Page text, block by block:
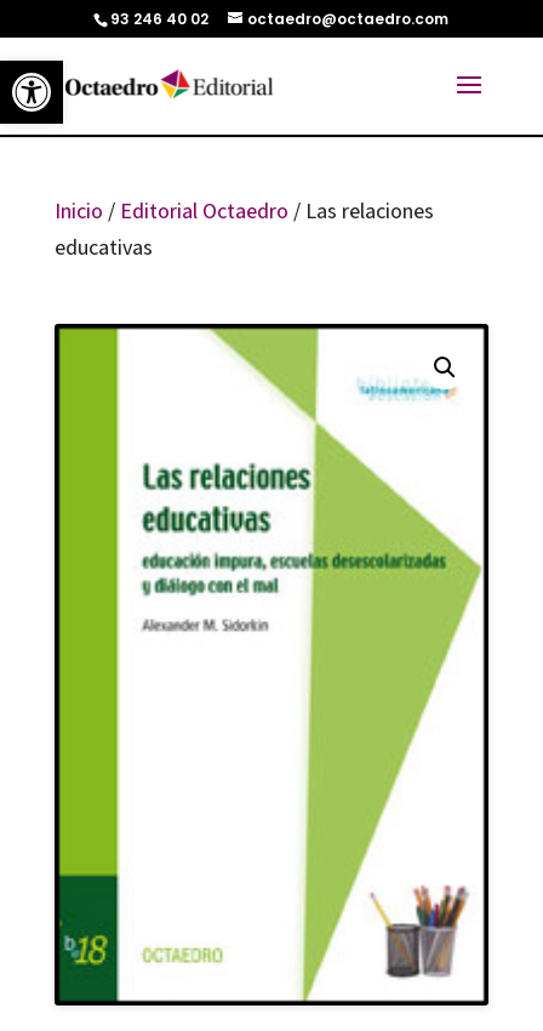
Abrir barra de herramientas
93 246 40 02 octaedro@octaedro.com
Inicio / Editorial Octaedro / Las relaciones
educativas